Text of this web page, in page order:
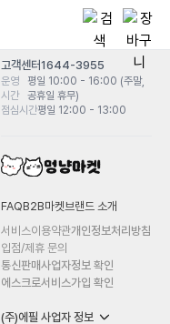
고객센터1644-3955
운영
시간
평일 10:00 - 16:00 (주말,
공휴일 휴무)
점심시간평일 12:00 - 13:00
FAQB2B마켓 브랜드 소개
서비스이용약관개인정보처리방침
입점/제휴 문의
통신판매사업자정보 확인
에스크로서비스가입 확인
(주)에필 사업자 정보